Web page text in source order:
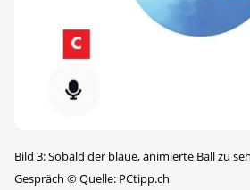
Bild 3: Sobald der blaue, animierte Ball zu
Gespräch ©Quelle: PCtipp.ch